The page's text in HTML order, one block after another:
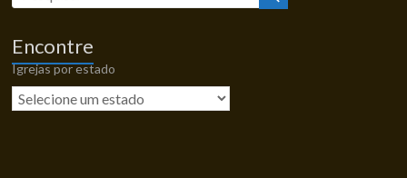
Encontre
Igrejas por estado